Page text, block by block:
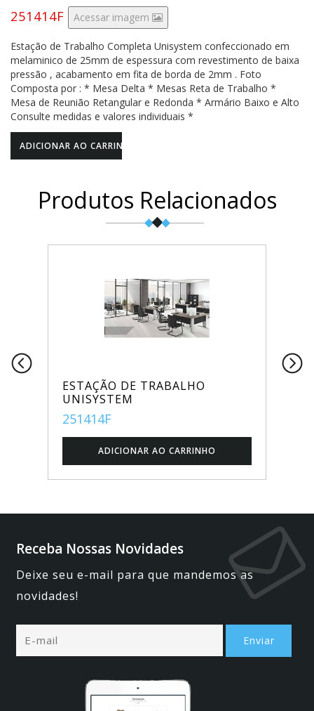
251414F Acessar imagem
Estação de Trabalho Completa Unisystem confeccionado em
melaminico de 25mm de espessura com revestimento de baixa
pressão , acabamento em fita de borda de 2mm . Foto
Composta por : * Mesa Delta * Mesas Reta de Trabalho *
Mesa de Reunião Retangular e Redonda * Armário Baixo e Alto
Consulte medidas e valores individuais *
Produtos Relacionados
ESTAÇÃO DE TRABALHO
UNISYSTEM
251414F
Receba Nossas Novidades
Deixe seu e-mail para que mandemos as
novidades!